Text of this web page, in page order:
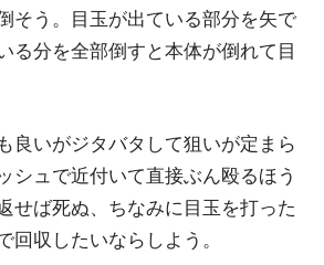
そう。目玉が出ている部分を矢で
る分を全部倒すと本体が倒れて目
良いがジタバタして狙いが定まら
シュで近付いて直接ぶん殴るほう
せば死ぬ、ちなみに目玉を打った
回収したいならしよう。